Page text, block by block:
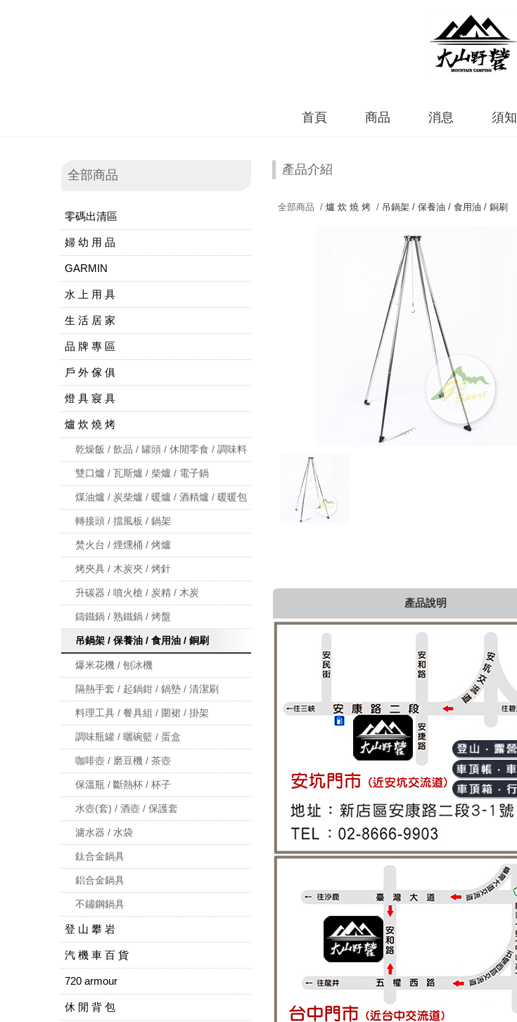
首頁 商品 消息 須知
全部商品
零碼出清區
婦 幼 用 品
GARMIN
水 上 用 具
生 活 居 家
品 牌 專 區
戶 外 傢 俱
燈 具 寢 具
爐 炊 燒 烤
乾燥飯 / 飲品 / 罐頭 / 休閒零食 / 調味料
雙口爐 / 瓦斯爐 / 柴爐 / 電子鍋
煤油爐 / 炭柴爐 / 暖爐 / 酒精爐 / 暖暖包
轉接頭 / 擋風板 / 鍋架
焚火台 / 煙燻桶 / 烤爐
烤夾具 / 木炭夾 / 烤針
升碳器 / 噴火槍 / 炭精 / 木炭
鑄鐵鍋 / 熟鐵鍋 / 烤盤
吊鍋架 / 保養油 / 食用油 / 銅刷
爆米花機 / 刨冰機
隔熱手套 / 起鍋鉗 / 鍋墊 / 清潔刷
料理工具 / 餐具組 / 圍裙 / 掛架
調味瓶罐 / 曬碗籃 / 蛋盒
咖啡壺 / 磨豆機 / 茶壺
保溫瓶 / 斷熱杯 / 杯子
水壺(套) / 酒壺 / 保護套
濾水器 / 水袋
鈦合金鍋具
鋁合金鍋具
不鏽鋼鍋具
登 山 攀 岩
汽 機 車 百 貨
720 armour
休 閒 背 包
產品介紹
全部商品 / 爐 炊 燒 烤/ 吊鍋架 / 保養油 / 食用油 / 銅刷
產品說明